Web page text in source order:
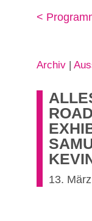
<
Archiv|
13.